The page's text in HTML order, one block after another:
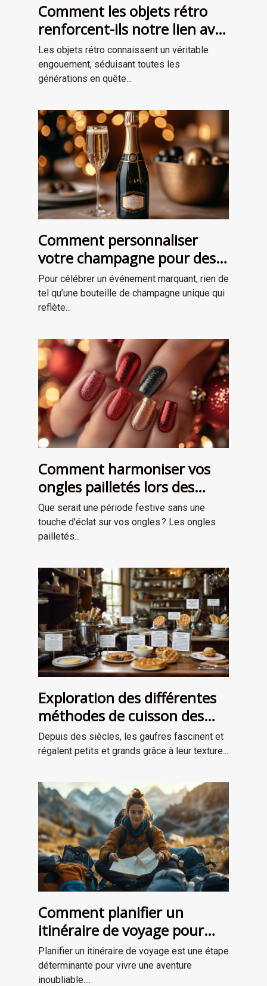
Comment les objets rétro
renforcent-ils notre lien avec
le passé?
Les objets rétro connaissent un véritable
engouement, séduisant toutes les
générations en quête...
Comment personnaliser
votre champagne pour des
occasions spéciales ?
Pour célébrer un événement marquant, rien de
tel qu’une bouteille de champagne unique qui
reflète...
Comment harmoniser vos
ongles pailletés lors des
fêtes ?
Que serait une période festive sans une
touche d'éclat sur vos ongles ? Les ongles
pailletés...
Exploration des différentes
méthodes de cuisson des
gaufres à travers les âges
Depuis des siècles, les gaufres fascinent et
régalent petits et grands grâce à leur texture...
Comment planifier un
itinéraire de voyage pour
une aventure mémorable
Planifier un itinéraire de voyage est une étape
déterminante pour vivre une aventure
inoubliable....